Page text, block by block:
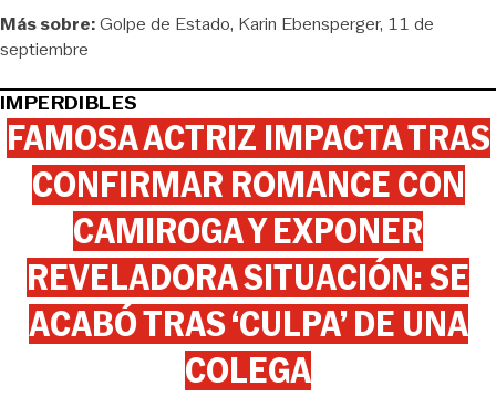
Más sobre:Golpe de Estado Karin Ebensperger 11 de
septiembre
IMPERDIBLES
FAMOSA ACTRIZ IMPACTA TRAS
CONFIRMAR ROMANCE CON
CAMIROGA Y EXPONER
REVELADORA SITUACIÓN: SE
ACABÓ TRAS ‘CULPA’ DE UNA
COLEGA